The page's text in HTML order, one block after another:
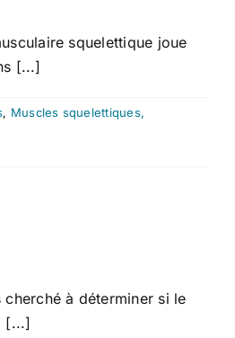
squelettique joue
[...]
, Muscles squelettiques,
cherché à déterminer si le
[...]